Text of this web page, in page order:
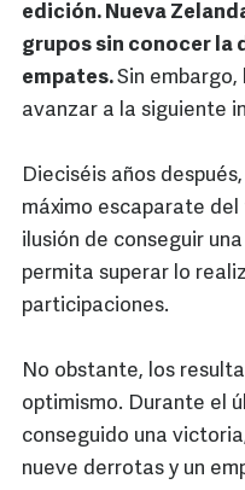
edición. Nueva
grupos sin conocer
empates.Sin
avanzar a la siguiente
Dieciséis años
máximo escaparate
ilusión de conseguir
permita superar lo
participaciones.
No obstante, los
optimismo. Durante el
conseguido una
nueve derrotas y un